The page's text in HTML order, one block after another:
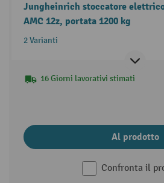
Jungheinrich stoccatore
AMC 12z, portata 1200 kg
2 Varianti
16 Giorni lavorativi stimati
Al prodotto
Confronta il